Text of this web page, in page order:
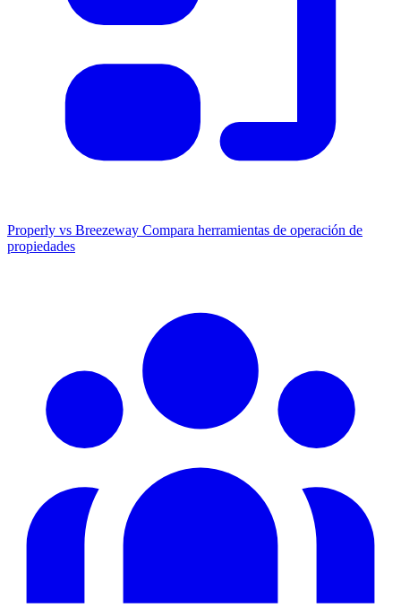
Properly vs Breezeway Compara herramientas de operación de
propiedades